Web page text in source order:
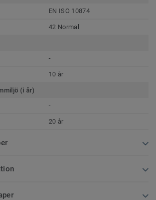
EN ISO 10874
42 Normal
-
10 år
(i år)
-
20 år